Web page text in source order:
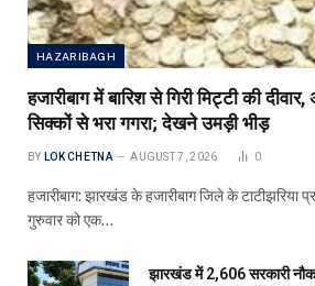
HAZARIBAGH
हजारीबाग में बारिश से गिरी मिट्टी की
सिक्कों से भरा गगरा; देखने उमड़ी भीड़
BY LOK CHETNA AUGUST 7, 2026 0
हजारीबाग: झारखंड के हजारीबाग जिले के टाटीझरिया
गुरुवार को एक…
झारखंड में 2,606 सरकारी